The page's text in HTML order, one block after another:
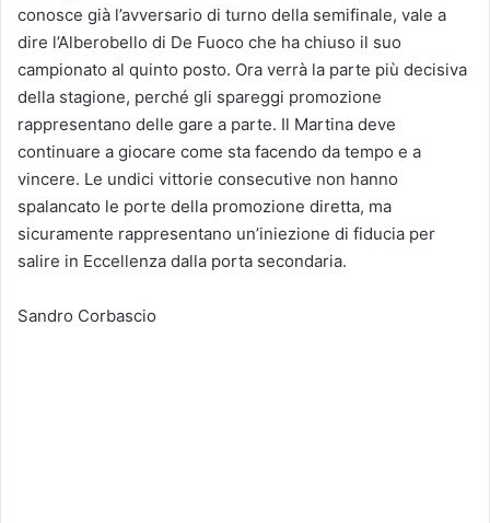
conosce già l’avversario di turno della semifinale, vale a
dire l’Alberobello di De Fuoco che ha chiuso il suo
campionato al quinto posto. Ora verrà la parte più decisiva
della stagione, perché gli spareggi promozione
rappresentano delle gare a parte. Il Martina deve
continuare a giocare come sta facendo da tempo e a
vincere. Le undici vittorie consecutive non hanno
spalancato le porte della promozione diretta, ma
sicuramente rappresentano un’iniezione di fiducia per
salire in Eccellenza dalla porta secondaria.
Sandro Corbascio